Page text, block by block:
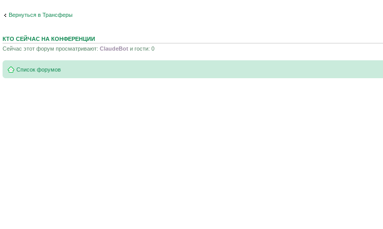
Вернуться в Трансферы
КТО СЕЙЧАС НА КОНФЕРЕНЦИИ
Сейчас этот форум просматривают: ClaudeBot и гости: 0
Список форумов